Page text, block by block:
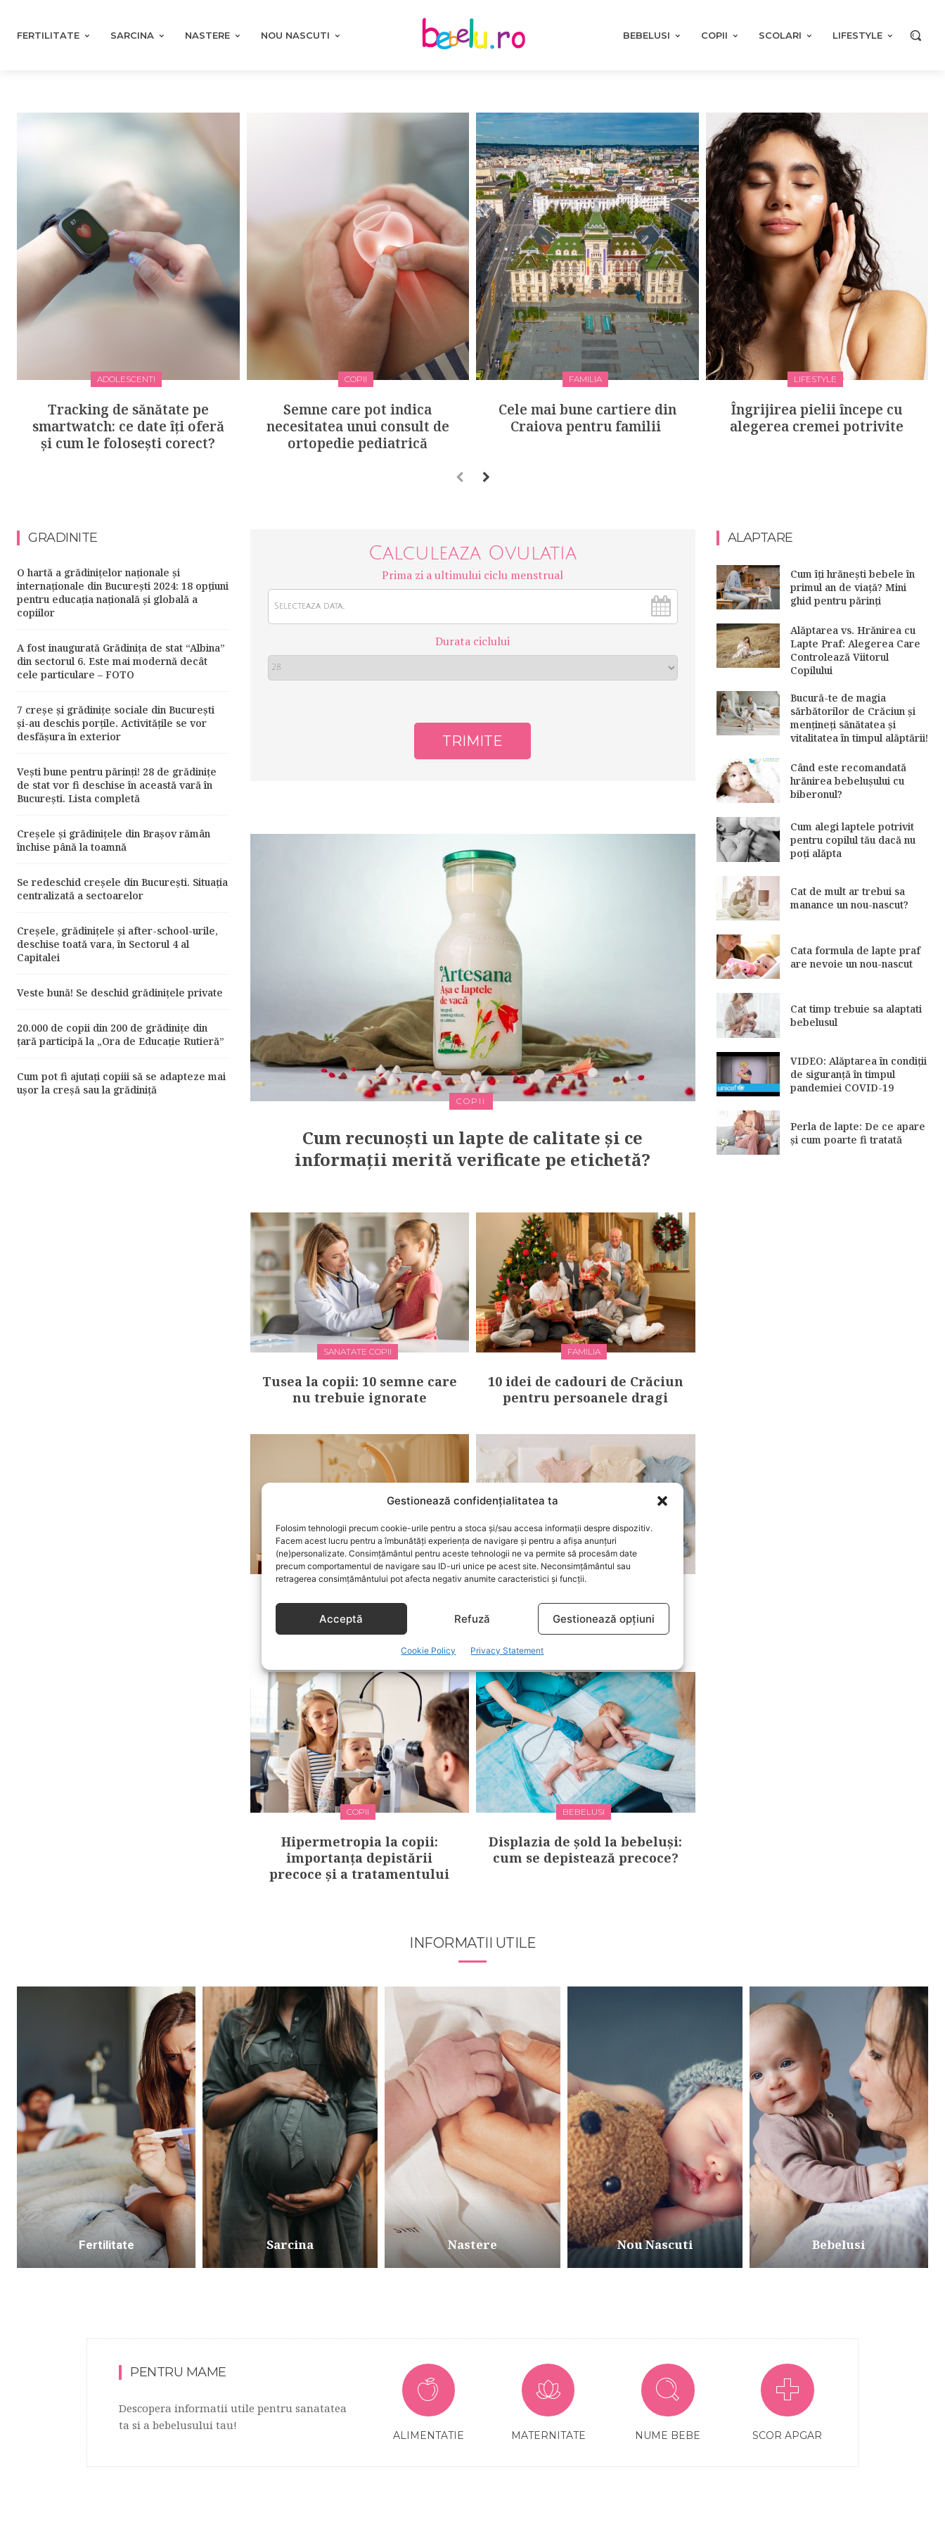
Gestionează confidențialitatea ta
Folosim tehnologii precum cookie-urile pentru a stoca și/sau accesa informații despre dispozitiv.
Facem acest lucru pentru a îmbunătăți experiența de navigare și pentru a afișa anunțuri
(ne)personalizate. Consimțământul pentru aceste tehnologii ne va permite să procesăm date
precum comportamentul de navigare sau ID-uri unice pe acest site. Neconsimțământul sau
retragerea consimțământului pot afecta negativ anumite caracteristici și funcții.
Acceptă Refuză Gestionează opțiuni
Cookie Policy Privacy Statement
FERTILITATE SARCINA NASTERE NOU NASCUTI BEBELUSI COPII SCOLARI LIFESTYLE
ADOLESCENTI
Tracking de sănătate pe
smartwatch: ce date îți oferă
și cum le folosești corect?
COPII
Semne care pot indica
necesitatea unui consult de
ortopedie pediatrică
FAMILIA
Cele mai bune cartiere din
Craiova pentru familii
LIFESTYLE
Îngrijirea pielii începe cu
alegerea cremei potrivite
GRADINITE
O hartă a grădinițelor naționale și
internaționale din București 2024: 18 opțiuni
pentru educația națională și globală a
copiilor
A fost inaugurată Grădinița de stat “Albina”
din sectorul 6. Este mai modernă decât
cele particulare – FOTO
7 creșe și grădinițe sociale din București
și-au deschis porțile. Activitățile se vor
desfășura în exterior
Vești bune pentru părinți! 28 de grădiniţe
de stat vor fi deschise în această vară în
București. Lista completă
Creșele și grădinițele din Brașov rămân
închise până la toamnă
Se redeschid creșele din București. Situația
centralizată a sectoarelor
Creșele, grădinițele și after-school-urile,
deschise toată vara, în Sectorul 4 al
Capitalei
Veste bună! Se deschid grădinițele private
20.000 de copii din 200 de grădinițe din
țară participă la „Ora de Educație Rutieră”
Cum pot fi ajutați copiii să se adapteze mai
ușor la creșă sau la grădiniță
Calculeaza Ovulatia
Prima zi a ultimului ciclu menstrual
Durata ciclului
COPII
Cum recunoști un lapte de calitate și ce
informații merită verificate pe etichetă?
SANATATE COPII
Tusea la copii: 10 semne care
nu trebuie ignorate
FAMILIA
10 idei de cadouri de Crăciun
pentru persoanele dragi
BEBELUSI
7 jucării care îți vor fermeca
bebelușul
BEBELUSI
Ce spun culorile trusoului de
botez despre personalitatea
bebelușei tale
COPII
Hipermetropia la copii:
importanța depistării
precoce și a tratamentului
BEBELUSI
Displazia de șold la bebeluși:
cum se depistează precoce?
ALAPTARE
Cum îți hrănești bebele în
primul an de viață? Mini
ghid pentru părinți
Alăptarea vs. Hrănirea cu
Lapte Praf: Alegerea Care
Controlează Viitorul
Copilului
Bucură-te de magia
sărbătorilor de Crăciun și
mențineți sănătatea și
vitalitatea în timpul alăptării!
Când este recomandată
hrănirea bebelușului cu
biberonul?
Cum alegi laptele potrivit
pentru copilul tău dacă nu
poți alăpta
Cat de mult ar trebui sa
manance un nou-nascut?
Cata formula de lapte praf
are nevoie un nou-nascut
Cat timp trebuie sa alaptati
bebelusul
VIDEO: Alăptarea în condiții
de siguranță în timpul
pandemiei COVID-19
Perla de lapte: De ce apare
și cum poarte fi tratată
INFORMATII UTILE
Fertilitate Sarcina Nastere Nou Nascuti Bebelusi
PENTRU MAME
Descopera informatii utile pentru sanatatea
ta si a bebelusului tau!
ALIMENTATIE MATERNITATE NUME BEBE SCOR APGAR